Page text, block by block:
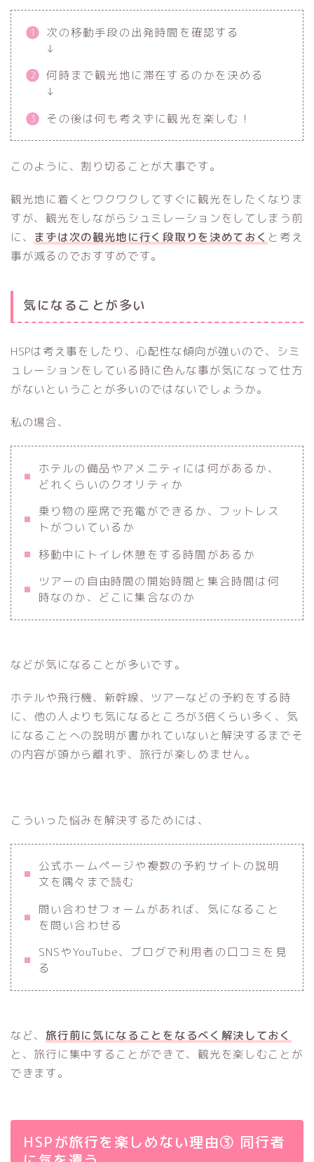
次の移動手段の出発時間を確認する
↓
何時まで観光地に滞在するのかを決める
↓
その後は何も考えずに観光を楽しむ！
このように、割り切ることが大事です。
観光地に着くとワクワクしてすぐに観光をしたくなりま
すが、観光をしながらシュミレーションをしてしまう前
に、 まずは次の観光地に行く段取りを決めておく と考え
事が減るのでおすすめです。
気になることが多い
HSPは考え事をしたり、心配性な傾向が強いので、シミ
ュレーションをしている時に色んな事が気になって仕方
がないということが多いのではないでしょうか。
私の場合、
ホテルの備品やアメニティには何があるか、
どれくらいのクオリティか
乗り物の座席で充電ができるか、フットレス
トがついているか
移動中にトイレ休憩をする時間があるか
ツアーの自由時間の開始時間と集合時間は何
時なのか、どこに集合なのか
などが気になることが多いです。
ホテルや飛行機、新幹線、ツアーなどの予約をする時
に、他の人よりも気になるところが3倍くらい多く、気
になることへの説明が書かれていないと解決するまでそ
の内容が頭から離れず、旅行が楽しめません。
こういった悩みを解決するためには、
公式ホームページや複数の予約サイトの説明
文を隅々まで読む
問い合わせフォームがあれば、気になること
を問い合わせる
SNSやYouTube、ブログで利用者の口コミを見
る
など、 旅行前に気になることをなるべく解決しておく
と、旅行に集中することができて、観光を楽しむことが
できます。
HSPが旅行を楽しめない理由③ 同行者